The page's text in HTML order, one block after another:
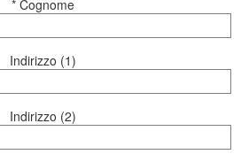
* Cognome
Indirizzo (1)
Indirizzo (2)